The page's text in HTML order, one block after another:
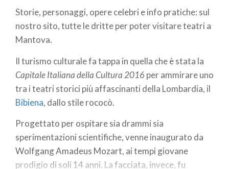
Storie, personaggi, opere celebri e info pratiche: sul
nostro sito, tutte le dritte per poter visitare teatri a
Mantova.
Il turismo culturale fa tappa in quella che è stata la
Capitale Italiana della Cultura 2016 per ammirare uno
tra i teatri storici più affascinanti della Lombardia, il
Bibiena, dallo stile rococò.
Progettato per ospitare sia drammi sia
sperimentazioni scientifiche, venne inaugurato da
Wolfgang Amadeus Mozart, ai tempi giovane
prodigio di soli 14 anni. La facciata, invece, fu